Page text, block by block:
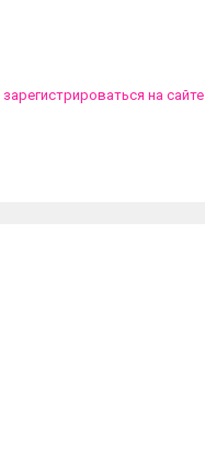
зарегистрироваться на сайте